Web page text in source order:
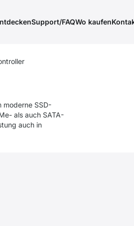
Support/FAQWo kaufen
moderne SSD-
als auch SATA-
auch in